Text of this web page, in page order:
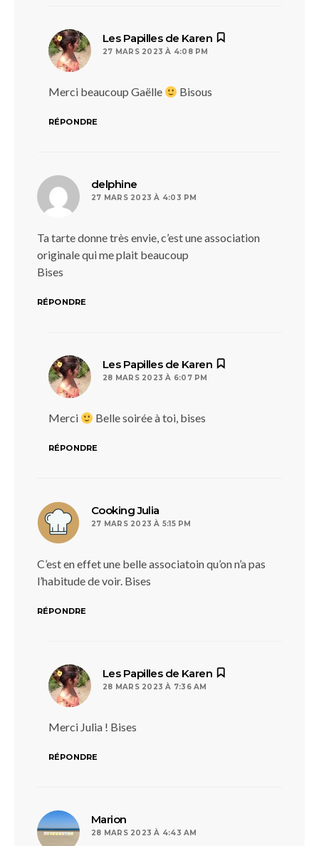
Les Papilles de Karen
27 MARS 2023 À 4:08 PM
Merci beaucoup Gaëlle Bisous
RÉPONDRE
delphine
27 MARS 2023 À 4:03 PM
Ta tarte donne très envie, c’est une association
originale qui me plait beaucoup
Bises
RÉPONDRE
Les Papilles de Karen
28 MARS 2023 À 6:07 PM
Merci Belle soirée à toi, bises
RÉPONDRE
Cooking Julia
27 MARS 2023 À 5:15 PM
C’est en effet une belle associatoin qu’on n’a pas
l’habitude de voir. Bises
RÉPONDRE
Les Papilles de Karen
28 MARS 2023 À 7:36 AM
Merci Julia ! Bises
RÉPONDRE
Marion
28 MARS 2023 À 4:43 AM